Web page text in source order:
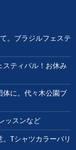
。ブラジルフェステ
スティバル！お休み
体に。代々木公園ブ
ッスンなど
Tシャツカラーバリ